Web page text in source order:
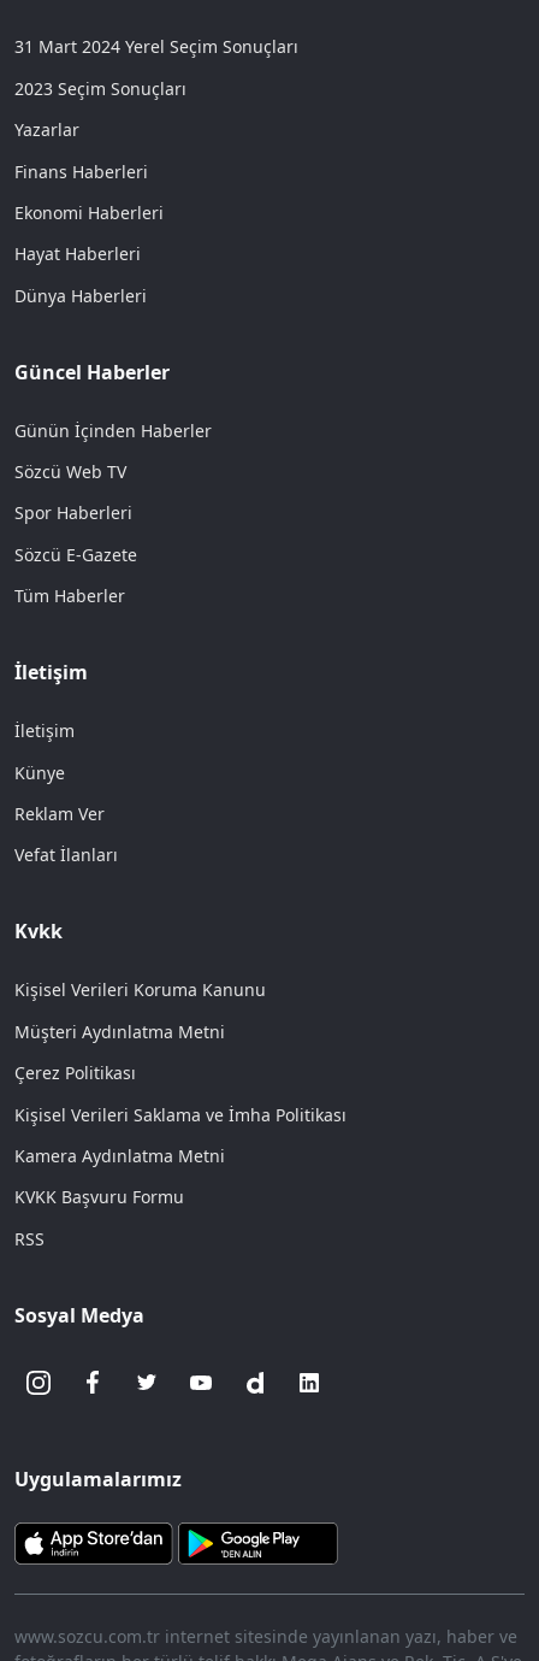
31 Mart 2024 Yerel Seçim Sonuçları
2023 Seçim Sonuçları
Yazarlar
Finans Haberleri
Ekonomi Haberleri
Hayat Haberleri
Dünya Haberleri
Güncel Haberler
Günün İçinden Haberler
Sözcü Web TV
Spor Haberleri
Sözcü E-Gazete
Tüm Haberler
İletişim
İletişim
Künye
Reklam Ver
Vefat İlanları
Kvkk
Kişisel Verileri Koruma Kanunu
Müşteri Aydınlatma Metni
Çerez Politikası
Kişisel Verileri Saklama ve İmha Politikası
Kamera Aydınlatma Metni
KVKK Başvuru Formu
RSS
Sosyal Medya
Uygulamalarımız
www.sozcu.com.tr internet sitesinde yayınlanan yazı, haber ve